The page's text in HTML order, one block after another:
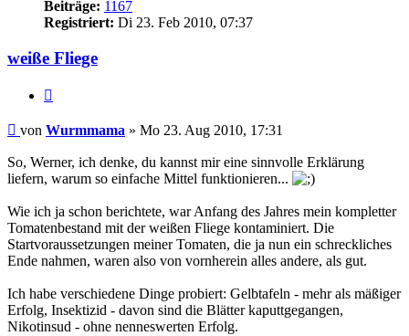
Beiträge: 1167
Registriert: Di 23. Feb 2010, 07:37
weiße Fliege
Beitrag
von Wurmmama » Mo 23. Aug 2010, 17:31
So, Werner, ich denke, du kannst mir eine sinnvolle Erklärung
liefern, warum so einfache Mittel funktionieren...
Wie ich ja schon berichtete, war Anfang des Jahres mein kompletter
Tomatenbestand mit der weißen Fliege kontaminiert. Die
Startvoraussetzungen meiner Tomaten, die ja nun ein schreckliches
Ende nahmen, waren also von vornherein alles andere, als gut.
Ich habe verschiedene Dinge probiert: Gelbtafeln - mehr als mäßiger
Erfolg, Insektizid - davon sind die Blätter kaputtgegangen,
Nikotinsud - ohne nenneswerten Erfolg.